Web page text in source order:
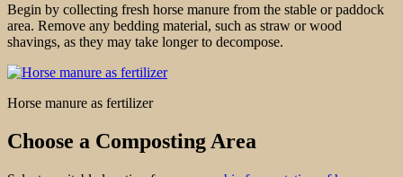
Begin by collecting fresh horse manure from the stable or paddock
area. Remove any bedding material, such as straw or wood
shavings, as they may take longer to decompose.
Horse manure as fertilizer
Choose a Composting Area